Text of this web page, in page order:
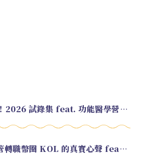
EP.220 好久不見！2026 試錄集 feat. 功能醫學營養師 美寶
EP.219 從銀行高管轉職幣圈 KOL 的真實心聲 feat.龜大